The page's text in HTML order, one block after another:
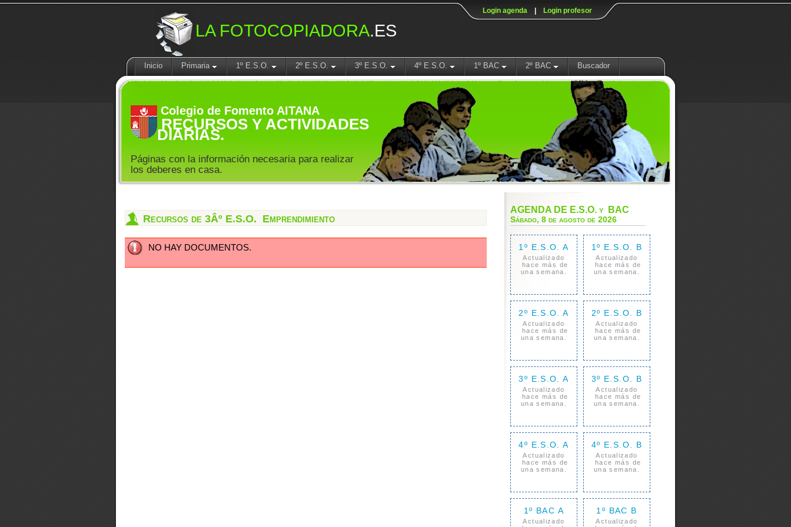
LA FOTOCOPIADORA.ES
Login agenda Login profesor
Inicio Primaria 1º E.S.O. 2º E.S.O. 3º E.S.O. 4º E.S.O. 1º BAC 2º BAC Buscador
Colegio de Fomento AITANA
RECURSOS Y ACTIVIDADES
DIARIAS.
Páginas con la información necesaria para realizar
los deberes en casa.
Recursos de 3Âº E.S.O. Emprendimiento
NO HAY DOCUMENTOS.
AGENDA DE E.S.O. y BAC
Sábado, 8 de agosto de 2026
1º E.S.O. A
Actualizado
hace más de
una semana.
1º E.S.O. B
Actualizado
hace más de
una semana.
2º E.S.O. A
Actualizado
hace más de
una semana.
2º E.S.O. B
Actualizado
hace más de
una semana.
3º E.S.O. A
Actualizado
hace más de
una semana.
3º E.S.O. B
Actualizado
hace más de
una semana.
4º E.S.O. A
Actualizado
hace más de
una semana.
4º E.S.O. B
Actualizado
hace más de
una semana.
1º BAC A
Actualizado
1º BAC B
Actualizado